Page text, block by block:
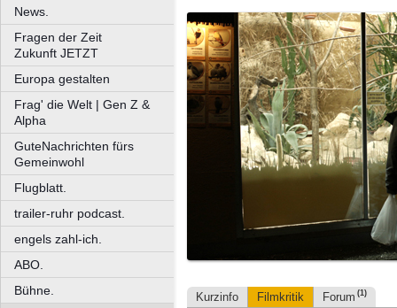
News.
Fragen der Zeit
Zukunft JETZT
Europa gestalten
Frag' die Welt | Gen Z &
Alpha
GuteNachrichten fürs
Gemeinwohl
Flugblatt.
trailer-ruhr podcast.
engels zahl-ich.
ABO.
Bühne.
Kurzinfo Filmkritik Forum (1)